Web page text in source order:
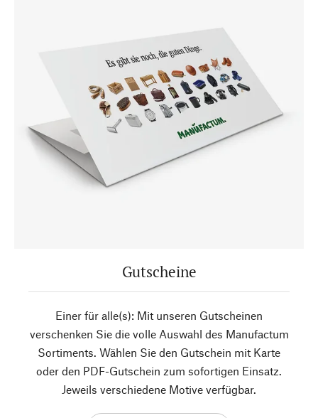
Gutscheine
Einer für alle(s): Mit unseren Gutscheinen
verschenken Sie die volle Auswahl des Manufactum
Sortiments. Wählen Sie den Gutschein mit Karte
oder den PDF-Gutschein zum sofortigen Einsatz.
Jeweils verschiedene Motive verfügbar.